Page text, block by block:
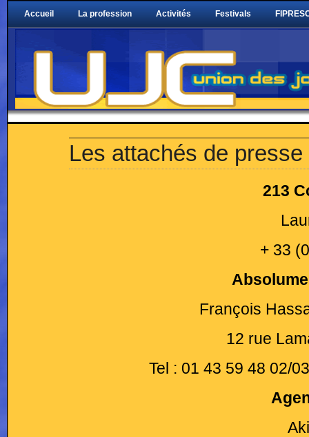
Accueil La profession Activités Festivals
Les attachés de
213
+ 33
François
12 rue
Tel : 01 43 59 48 02/